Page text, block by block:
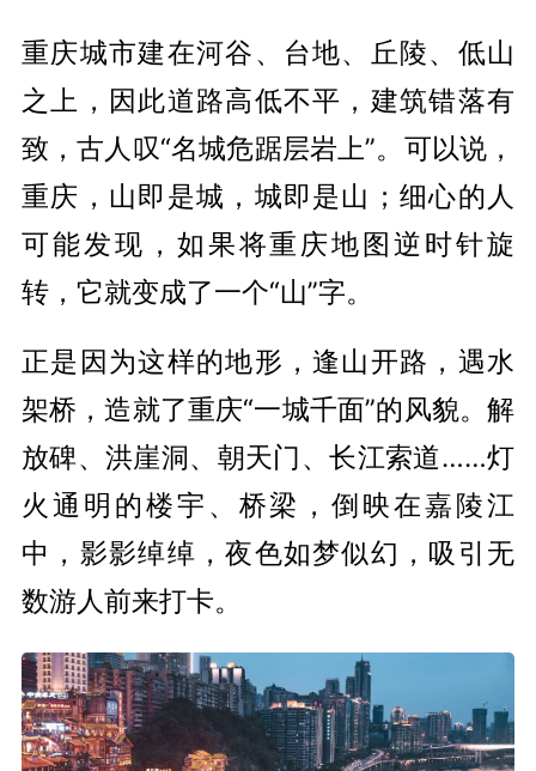
重庆城市建在河谷、台地、丘陵、低山
之上，因此道路高低不平，建筑错落有
致，古人叹“名城危踞层岩上”。可以说，
重庆，山即是城，城即是山；细心的人
可能发现，如果将重庆地图逆时针旋
转，它就变成了一个“山”字。
正是因为这样的地形，逢山开路，遇水
架桥，造就了重庆“一城千面”的风貌。解
放碑、洪崖洞、朝天门、长江索道……灯
火通明的楼宇、桥梁，倒映在嘉陵江
中，影影绰绰，夜色如梦似幻，吸引无
数游人前来打卡。